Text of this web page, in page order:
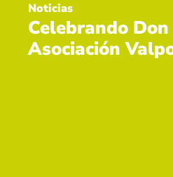
Noticias
Celebrando
Asociación